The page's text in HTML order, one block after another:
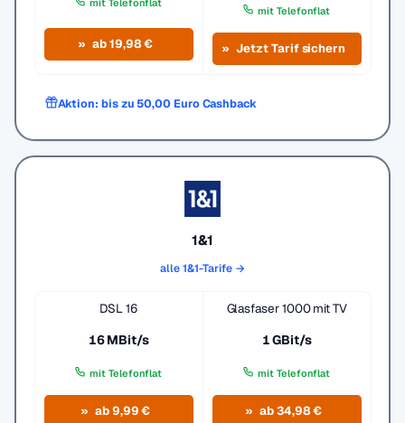
mit Telefonflat
ab 19,98 €
mit Telefonflat
Jetzt Tarif sichern
Aktion: bis zu 50,00 Euro Cashback
1&1
alle 1&1-Tarife →
DSL 16
16 MBit/s
mit Telefonflat
ab 9,99 €
Glasfaser 1000 mit TV
1 GBit/s
mit Telefonflat
ab 34,98 €